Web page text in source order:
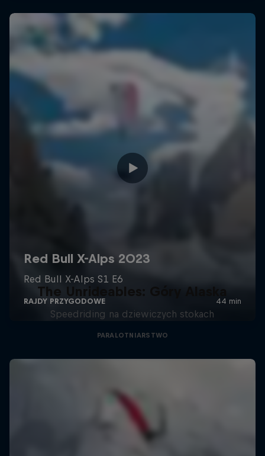
The Unrideables: Góry Alaska
Speedriding na dziewiczych stokach
PARALOTNIARSTWO